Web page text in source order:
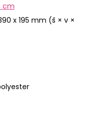
cm
x 195 mm (š × v ×